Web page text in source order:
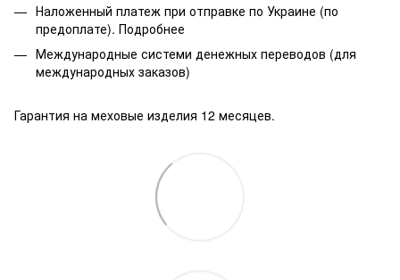
Наложенный платеж при отправке по Украине (по
предоплате). Подробнее
Международные системи денежных переводов (для
международных заказов)
Гарантия на меховые изделия 12 месяцев.